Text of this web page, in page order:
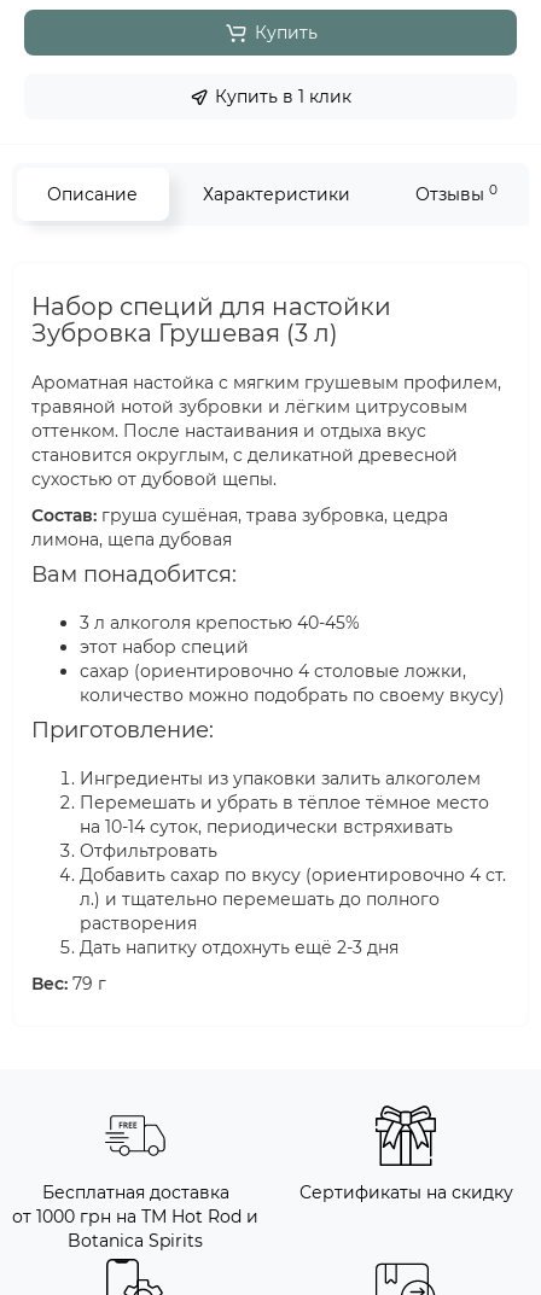
Купить
Купить в 1 клик
Описание Характеристики Отзывы 0
Набор специй для настойки
Зубровка Грушевая (3 л)
Ароматная настойка с мягким грушевым профилем,
травяной нотой зубровки и лёгким цитрусовым
оттенком. После настаивания и отдыха вкус
становится округлым, с деликатной древесной
сухостью от дубовой щепы.
Состав: груша сушёная, трава зубровка, цедра
лимона, щепа дубовая
Вам понадобится:
3 л алкоголя крепостью 40-45%
этот набор специй
сахар (ориентировочно 4 столовые ложки,
количество можно подобрать по своему вкусу)
Приготовление:
Ингредиенты из упаковки залить алкоголем
Перемешать и убрать в тёплое тёмное место
на 10-14 суток, периодически встряхивать
Отфильтровать
Добавить сахар по вкусу (ориентировочно 4 ст.
л.) и тщательно перемешать до полного
растворения
Дать напитку отдохнуть ещё 2-3 дня
Вес: 79 г
Бесплатная доставка
от 1000 грн на ТМ Hot Rod и
Botanica Spirits
Сертификаты на скидку